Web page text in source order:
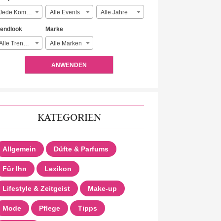
Jede Komplexität Alle Events Alle Jahre
Alle Trendlooks
Marke
Alle Marken
ANWENDEN
KATEGORIEN
Allgemein Düfte & Parfums
Für Ihn Lexikon
Lifestyle & Zeitgeist Make-up
Mode Pflege Tipps